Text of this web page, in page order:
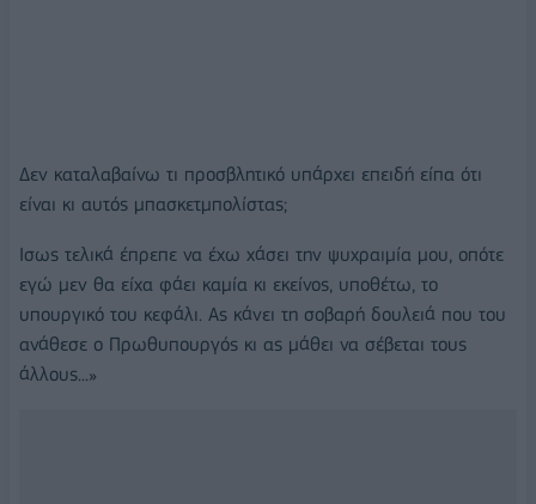
Δεν καταλαβαίνω τι προσβλητικό υπάρχει επειδή είπα ότι
είναι κι αυτός μπασκετμπολίστας;
Ισως τελικά έπρεπε να έχω χάσει την ψυχραιμία μου, οπότε
εγώ μεν θα είχα φάει καμία κι εκείνος, υποθέτω, το
υπουργικό του κεφάλι. Ας κάνει τη σοβαρή δουλειά που του
ανάθεσε ο Πρωθυπουργός κι ας μάθει να σέβεται τους
άλλους...»